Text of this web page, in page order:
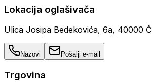
Lokacija oglašivača
Ulica Josipa Bedekovića, 6a, 40000
Nazovi Pošalji e-mail
Trgovina